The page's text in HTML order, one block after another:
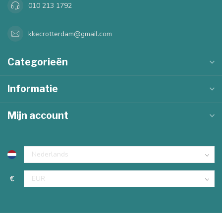
010 213 1792
kkecrotterdam@gmail.com
Categorieën
Informatie
Mijn account
€